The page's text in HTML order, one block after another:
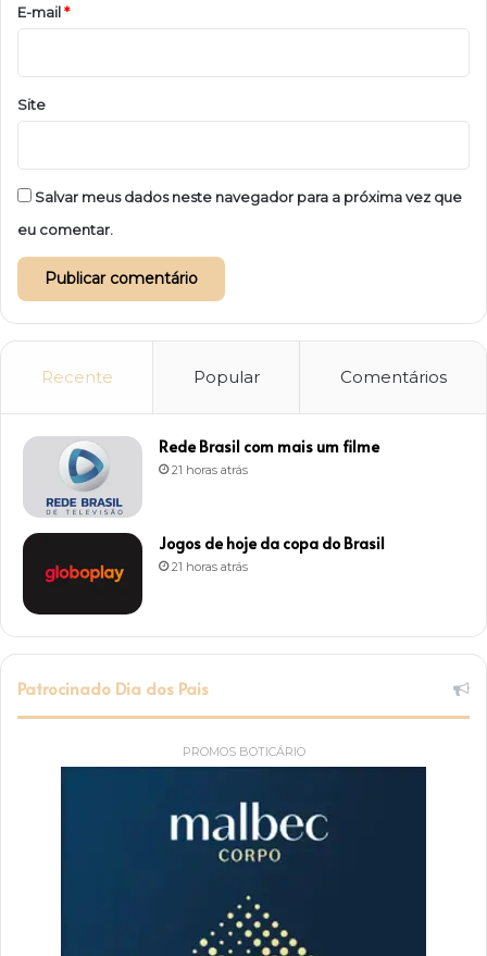
*E-mail*
Site
Salvar meus dados neste navegador para a próxima vez que
eu comentar.
Recente Popular Comentários
Rede Brasil com mais um filme
21 horas atrás
Jogos de hoje da copa do Brasil
21 horas atrás
Patrocinado Dia dos Pais
PROMOS BOTICÁRIO